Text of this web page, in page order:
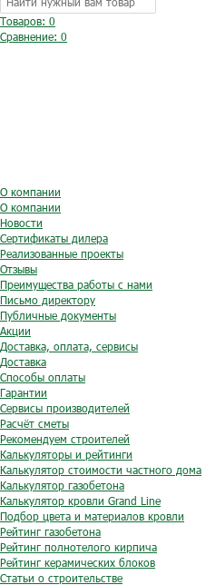
Товаров: 0
Сравнение: 0
О компании
О компании
Новости
Сертификаты дилера
Реализованные проекты
Отзывы
Преимущества работы с нами
Письмо директору
Публичные документы
Акции
Доставка, оплата, сервисы
Доставка
Способы оплаты
Гарантии
Сервисы производителей
Расчёт сметы
Рекомендуем строителей
Калькуляторы и рейтинги
Калькулятор стоимости частного дома
Калькулятор газобетона
Калькулятор кровли Grand Line
Подбор цвета и материалов кровли
Рейтинг газобетона
Рейтинг полнотелого кирпича
Рейтинг керамических блоков
Статьи о строительстве